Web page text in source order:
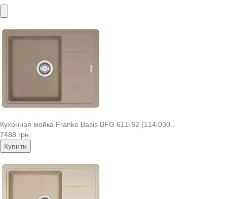
Кухонная мойка Franke Basis BFG 611-62 (114.030..
7488 грн.
Купити